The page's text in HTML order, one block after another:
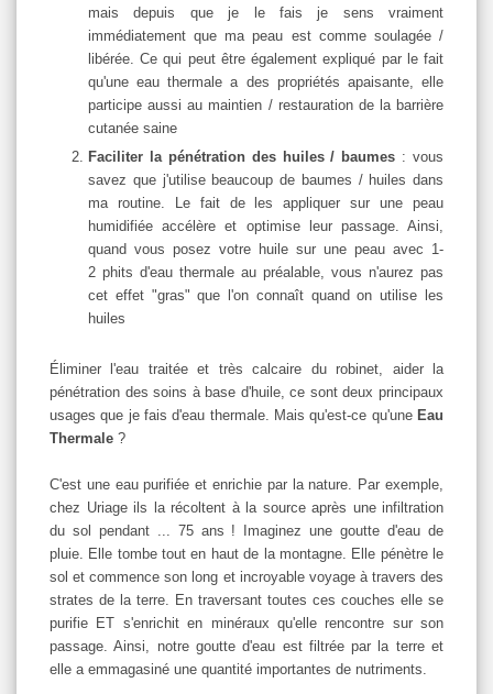
mais depuis que je le fais je sens vraiment
immédiatement que ma peau est comme soulagée /
libérée. Ce qui peut être également expliqué par le fait
qu'une eau thermale a des propriétés apaisante, elle
participe aussi au maintien / restauration de la barrière
cutanée saine
Faciliter la pénétration des huiles / baumes : vous
savez que j'utilise beaucoup de baumes / huiles dans
ma routine. Le fait de les appliquer sur une peau
humidifiée accélère et optimise leur passage. Ainsi,
quand vous posez votre huile sur une peau avec 1-
2 phits d'eau thermale au préalable, vous n'aurez pas
cet effet "gras" que l'on connaît quand on utilise les
huiles
Éliminer l'eau traitée et très calcaire du robinet, aider la
pénétration des soins à base d'huile, ce sont deux principaux
usages que je fais d'eau thermale. Mais qu'est-ce qu'une Eau
Thermale ?
C'est une eau purifiée et enrichie par la nature. Par exemple,
chez Uriage ils la récoltent à la source après une infiltration
du sol pendant ... 75 ans ! Imaginez une goutte d'eau de
pluie. Elle tombe tout en haut de la montagne. Elle pénètre le
sol et commence son long et incroyable voyage à travers des
strates de la terre. En traversant toutes ces couches elle se
purifie ET s'enrichit en minéraux qu'elle rencontre sur son
passage. Ainsi, notre goutte d'eau est filtrée par la terre et
elle a emmagasiné une quantité importantes de nutriments.